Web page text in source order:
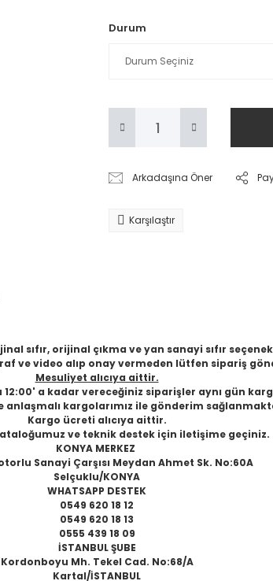
Durum
Arkadaşına Öner
Karşılaştır
sıfır, orijinal çıkma ve yan sanayi sıfır
ve video alıp onay vermeden lütfen sipariş
Mesuliyet alıcıya aittir.
12:00' a kadar vereceğiniz siparişler aynı gün
kargolarımız ile gönderim
Kargo ücreti alıcıya aittir.
ve teknik destek için iletişime geçiniz.
KONYA MERKEZ
Sanayi Çarşısı Meydan Ahmet Sk. No:60A
Selçuklu/KONYA
WHATSAPP DESTEK
0549 620 18 12
0549 620 18 13
0555 439 18 09
İSTANBUL ŞUBE
Kordonboyu Mh. Tekel Cad. No:68/A
Kartal/İSTANBUL